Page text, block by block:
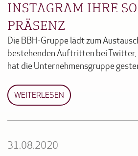
INSTAGRAM IHRE
PRÄSENZ
Die BBH-Gruppe lädt zum
bestehenden Auftritten bei Twitter,
hat die Unternehmensgruppe
WEITERLESEN
31.08.2020